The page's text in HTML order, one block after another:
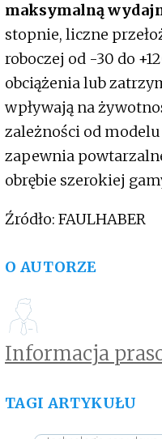
maksymalną
stopnie, liczne
roboczej od -30 do
obciążenia lub
wpływają na
zależności od modelu
zapewnia
obrębie szerokiej
Źródło: FAULHABER
O AUTORZE
Informacja
TAGI ARTYKUŁU